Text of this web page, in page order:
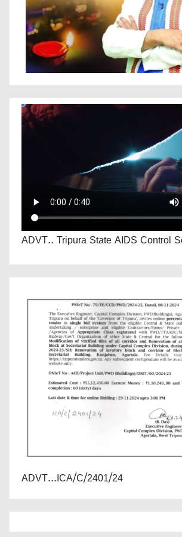
ADVT.. Tripura State AIDS Control
ADVT...ICA/C/2401/24